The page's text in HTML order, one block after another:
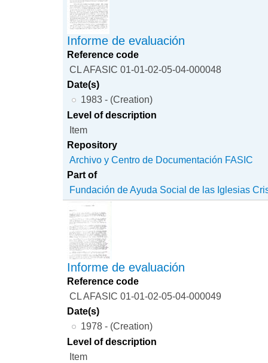
Informe de evaluación
Reference code
CL AFASIC 01-01-02-05-04-000048
Date(s)
1983 - (Creation)
Level of description
Item
Repository
Archivo y Centro de Documentación FASIC
Part of
Fundación de Ayuda Social de las Iglesias
Informe de evaluación
Reference code
CL AFASIC 01-01-02-05-04-000049
Date(s)
1978 - (Creation)
Level of description
Item